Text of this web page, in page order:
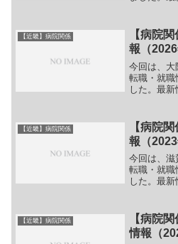
イトでご
療法人 博
勤］＞＞
（１）下記
【近畿】病院関係
【病院
報（2026
今回は、大
転職・就職
した。最新
トでご確
JAPAN
（１）胚
ャリア・
【近畿】病院関係
【病院
報（2023
今回は、滋
転職・就職
した。最
トでご確
財団法人
病院【職
＞＞（２
【近畿】病院関係
【病院
情報（